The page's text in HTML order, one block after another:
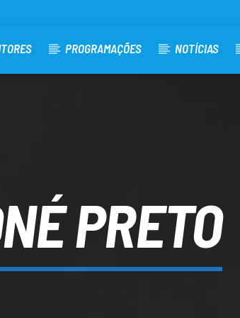
PROGRAMAÇÕES NOTÍCIAS
PRETO